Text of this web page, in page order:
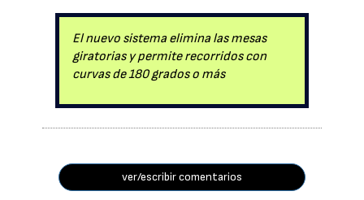
El nuevo sistema elimina las mesas
giratorias y permite recorridos con
curvas de 180 grados o más
ver/escribir comentarios